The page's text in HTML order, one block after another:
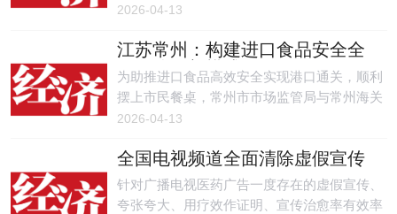
管局升级企业经营异常名录全情形信用修
企业。记者了解到，通过流程再造与数据共
享，成都市市场监管局将以往需要企业主动申
请的人工审核模式转变为系统自动办理，实现
了信用修复“零跑腿、即时办”，降低了企业制
2026-04-13
江苏常州：构建进口食品安全全
链条监管新模式
为助推进口食品高效安全实现港口通关，顺利
摆上市民餐桌，常州市市场监管局与常州海关
在全省率先构建进口食品安全全链条监管新模
共治、智能监管”转变。
2026-04-13
全国电视频道全面清除虚假宣传
医药广告
针对广播电视医药广告一度存在的虚假宣传、
夸张夸大、用疗效作证明、宣传治愈率有效率